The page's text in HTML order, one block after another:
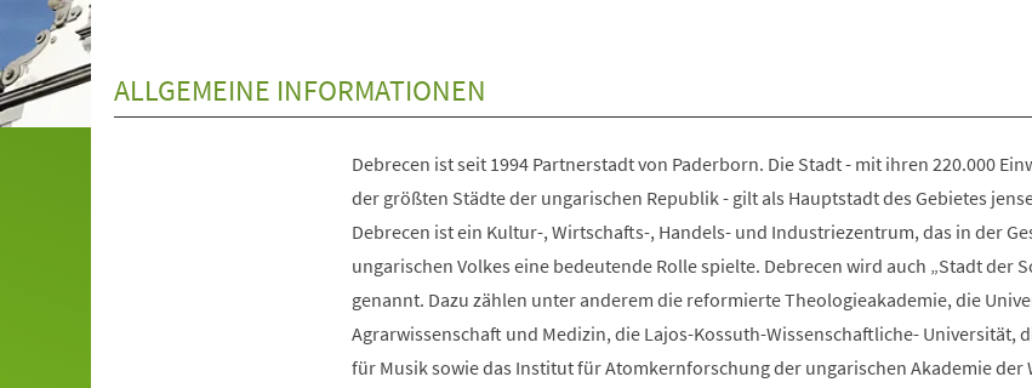
ALLGEMEINE INFORMATIONEN
Debrecen ist seit 1994 Partnerstadt von Paderborn. Die Stadt - mit ihren 220.000
der größten Städte der ungarischen Republik - gilt als Hauptstadt des Gebietes
Debrecen ist ein Kultur-, Wirtschafts-, Handels- und Industriezentrum, das in der
ungarischen Volkes eine bedeutende Rolle spielte. Debrecen wird auch „Stadt der
genannt. Dazu zählen unter anderem die reformierte Theologieakademie, die
Agrarwissenschaft und Medizin, die Lajos-Kossuth-Wissenschaftliche- Universität,
für Musik sowie das Institut für Atomkernforschung der ungarischen Akademie der